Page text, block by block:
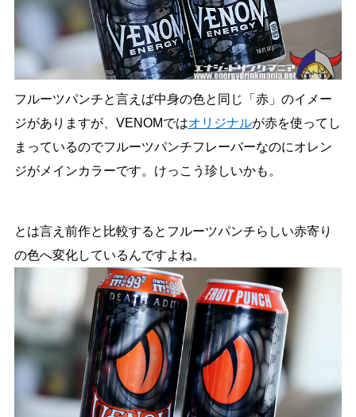
フルーツパンチと言えば中身の色と同じ「赤」のイメー
ジがありますが、VENOMではオリジナルが赤を使ってし
まっているのでフルーツパンチフレーバーなのにオレン
ジがメインカラーです。けっこう珍しいかも。
とは言え前作と比較するとフルーツパンチらしい赤寄り
の色へ変化しているんですよね。